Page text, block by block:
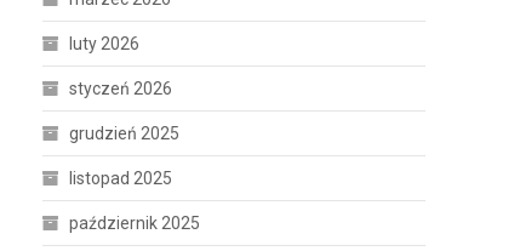
luty 2026
styczeń 2026
grudzień 2025
listopad 2025
październik 2025